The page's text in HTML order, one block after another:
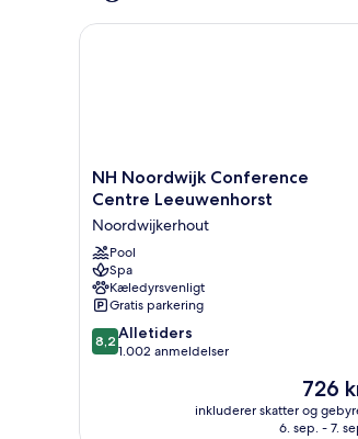
NH
Noordwijk
Centre
Leeuwenhorst
Noordwijkerhout
NH Noordwijk Conference
Centre Leeuwenhorst
Noordwijkerhout
Pool
Spa
Kæledyrsvenligt
Gratis parkering
8.2
ud
8,2 Alletiders
1.002 anmeldelser
Prisen
er
726 kr.
726
inkluderer skatter og
6. sep. - 7.
NH Noordwijk Conference Centre